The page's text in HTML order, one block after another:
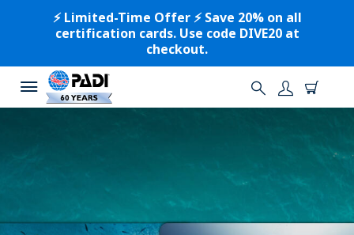
⚡️ Limited-Time Offer ⚡️ Save 20% on all
certification cards. Use code DIVE20 at
checkout.